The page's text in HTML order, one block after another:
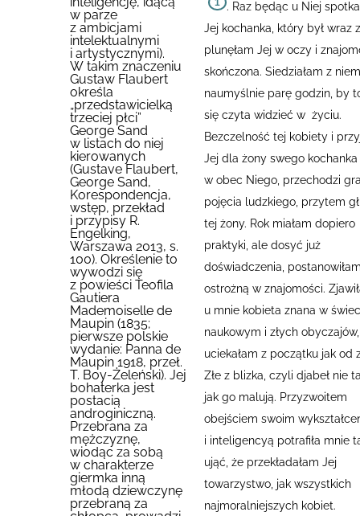
1 . Raz będąc u Niej
Jej kochanka, który był wraz
plunęłam Jej w oczy i
skończona. Siedziałam z
naumyślnie parę godzin, by
się czyta widzieć w życiu.
Bezczelność tej kobiety i
Jej dla żony swego kochanka
w obec Niego, przechodzi
pojęcia ludzkiego, przytem
tej żony. Rok miałam dopiero
praktyki, ale dosyć już
doświadczenia,
ostrożną w znajomości.
u mnie kobieta znana w
naukowym i złych obyczajów,
uciekałam z początku jak od
Złe z blizka, czyli djabeł nie
jak go malują. Przyzwoitem
obejściem swoim
i inteligencyą potrafiła mnie
ująć, że przekładałam Jej
towarzystwo, jak wszystkich
najmoralniejszych kobiet.
w parze
z ambicjami
intelektualnymi
i artystycznymi).
W takim znaczeniu
Gustaw Flaubert
określa
„przedstawicielką
trzeciej płci”
George Sand
w listach do niej
kierowanych
(Gustave Flaubert,
George Sand,
Korespondencja,
wstęp, przekład
i przypisy R.
Engelking,
Warszawa 2013, s.
100). Określenie to
wywodzi się
z powieści Teofila
Gautiera
Mademoiselle de
Maupin (1835;
pierwsze polskie
wydanie: Panna de
Maupin 1918, przeł.
T. Boy-Żeleński). Jej
bohaterka jest
postacią
androginiczną.
Przebrana za
mężczyznę,
wiodąc za sobą
w charakterze
giermka inną
młodą dziewczynę
przebraną za